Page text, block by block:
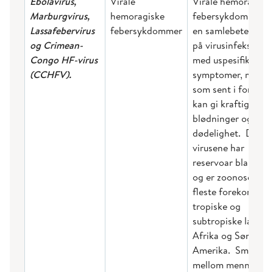
Marburgvirus,
Lassafebervirus
og Crimean-
Congo HF-virus
(CCHFV).
hemoragiske
febersykdommer
febersykdommer
en
på virusinfeksjoner
med uspesifikke
symptomer, men
som sent i forløpet
kan gi kraftige
blødninger og høy
dødelighet. Disse
virusene har
reservoar blant dyr
og er zoonoser.
fleste
tropiske og
subtropiske land i
Afrika og Sør-
Amerika. Smitter
mellom